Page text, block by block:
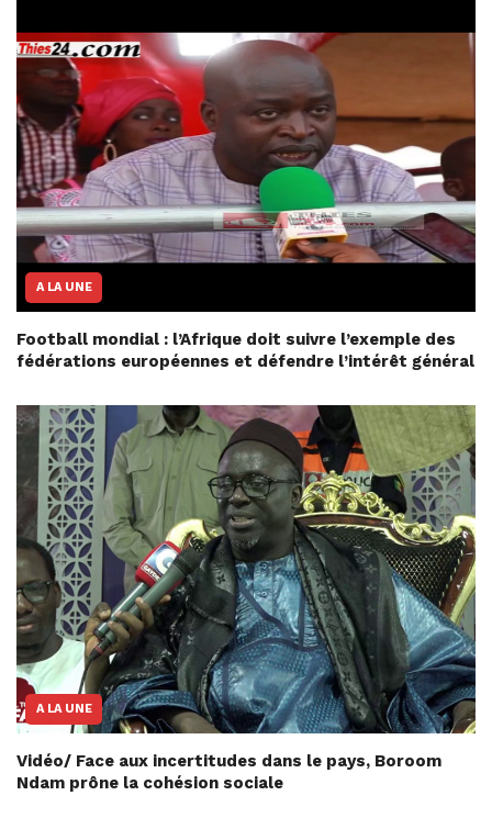
A LA UNE
Football mondial : l’Afrique doit suivre l’exemple des
fédérations européennes et défendre l’intérêt général
A LA UNE
Vidéo/ Face aux incertitudes dans le pays, Boroom
Ndam prône la cohésion sociale